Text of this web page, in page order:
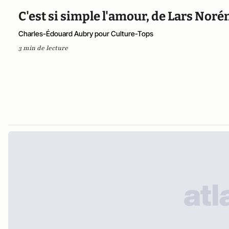
C'est si simple l'amour, de Lars
Charles-Édouard Aubry pour Culture-Tops
3 min de lecture